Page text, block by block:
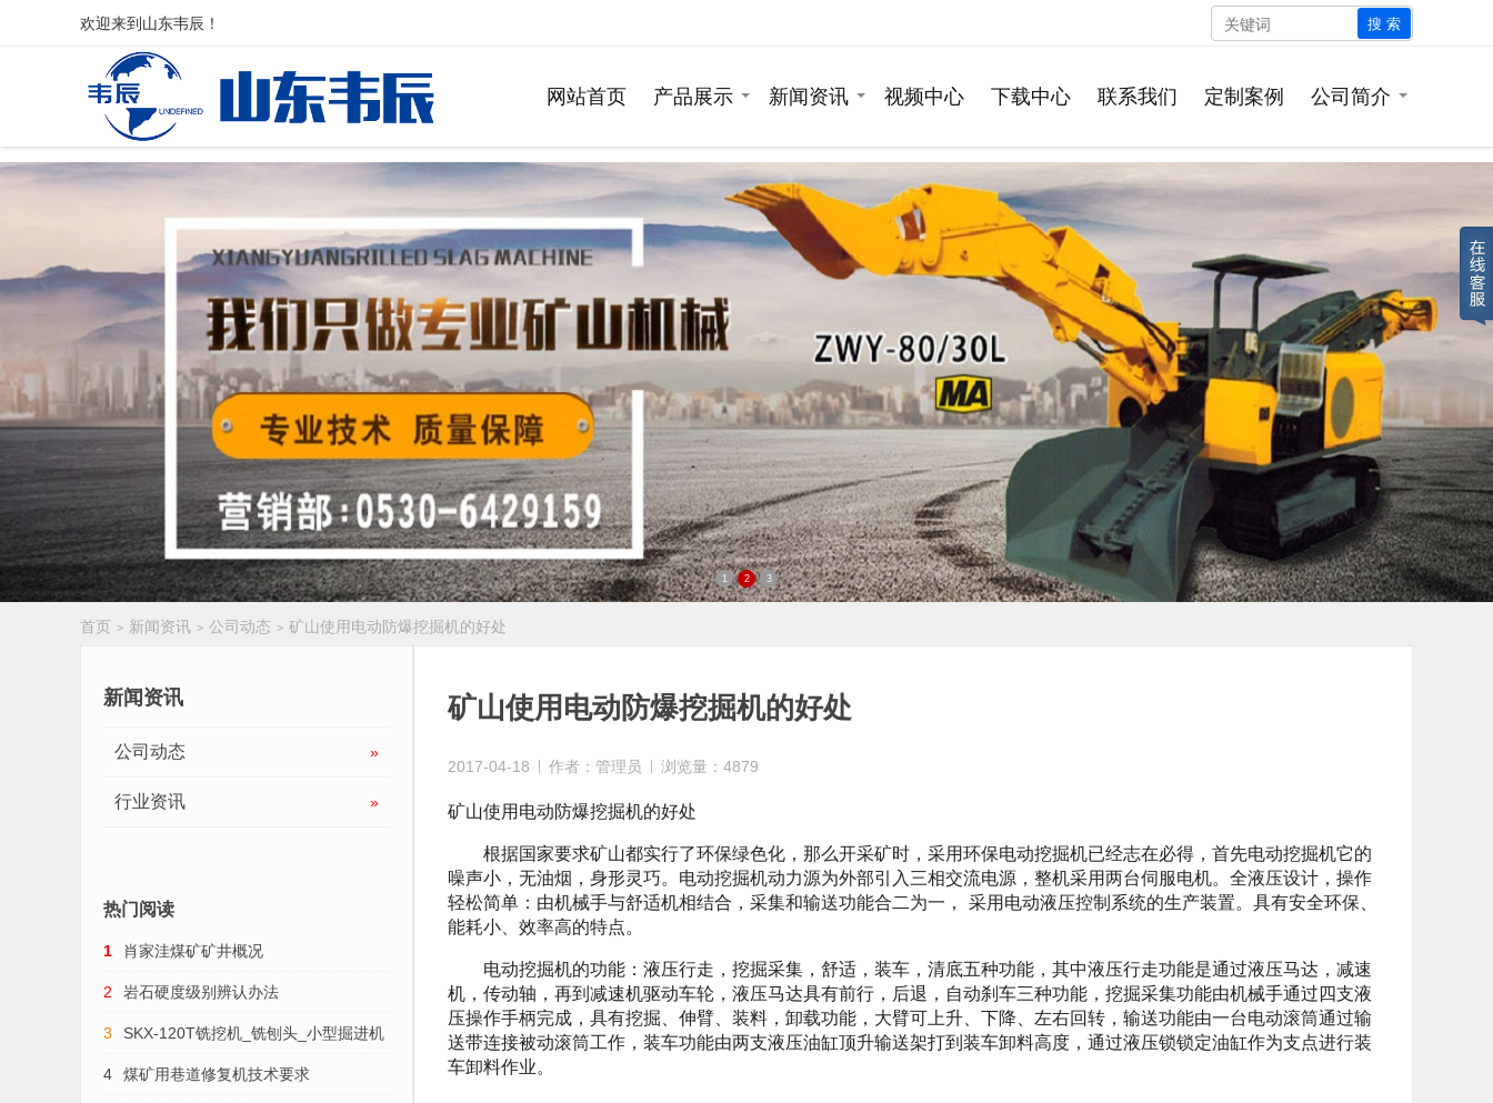
欢迎来到 山东韦辰 ！ 搜 索
网站首页 产品展示 新闻资讯 视频中心 下载中心 联系我们 定制案例 公司简介
1 2 3
首页 > 新闻资讯 > 公司动态 > 矿山使用电动防爆挖掘机的好处
矿山使用电动防爆挖掘机的好处
2017-04-18 作者：管理员 浏览量：4879
矿山使用电动防爆挖掘机的好处
根据国家要求矿山都实行了环保绿色化，那么开采矿时，采用环保电动挖掘机已经志在必得，首先电动挖掘机它的
噪声小，无油烟，身形灵巧。电动挖掘机动力源为外部引入三相交流电源，整机采用两台伺服电机。全液压设计，操作
轻松简单：由机械手与舒适机相结合，采集和输送功能合二为一， 采用电动液压控制系统的生产装置。具有安全环保、
能耗小、效率高的特点。
电动挖掘机的功能：液压行走，挖掘采集，舒适，装车，清底五种功能，其中液压行走功能是通过液压马达，减速
机，传动轴，再到减速机驱动车轮，液压马达具有前行，后退，自动刹车三种功能，挖掘采集功能由机械手通过四支液
压操作手柄完成，具有挖掘、伸臂、装料，卸载功能，大臂可上升、下降、左右回转，输送功能由一台电动滚筒通过输
送带连接被动滚筒工作，装车功能由两支液压油缸顶升输送架打到装车卸料高度，通过液压锁锁定油缸作为支点进行装
车卸料作业。
新闻资讯
公司动态 »
行业资讯 »
热门阅读
1 肖家洼煤矿矿井概况
2 岩石硬度级别辨认办法
3 SKX-120T铣挖机_铣刨头_小型掘进机
4 煤矿用巷道修复机技术要求